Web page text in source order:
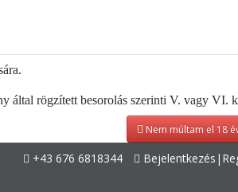
által rögzített besorolás szerinti V. vagy VI.
Nem múltam el 18
+43 676 6818344